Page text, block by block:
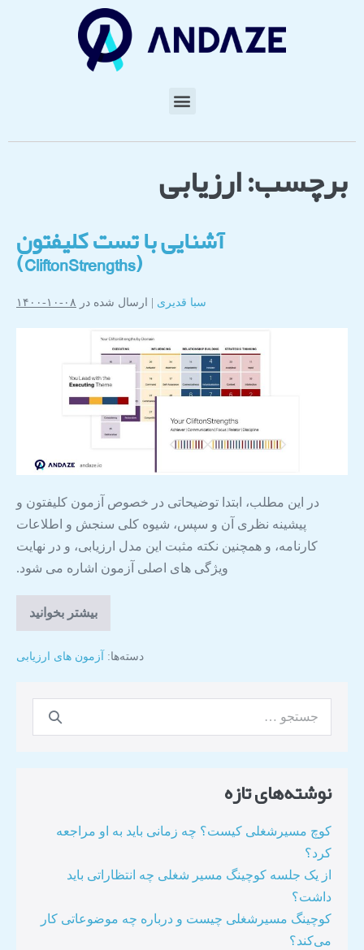
برچسب:ارزیابی
آشنایی با تست کلیفتون
(CliftonStrengths)
سبا قدیری| ارسال شده در ۰۸-۱۰-۱۴۰۰
در این مطلب، ابتدا توضیحاتی در خصوص آزمون کلیفتون و
پیشینه نظری آن و سپس، شیوه کلی سنجش و اطلاعات
کارنامه، و همچنین نکته مثبت این مدل ارزیابی، و در نهایت
ویژگی های اصلی آزمون اشاره می شود.
بیشتر بخوانید
دسته‌ها: آزمون های ارزیابی
نوشته‌های تازه
کوچ مسیرشغلی کیست؟ چه زمانی باید به او مراجعه
کرد؟
از یک جلسه کوچینگ مسیر شغلی چه انتظاراتی باید
داشت؟
کوچینگ مسیرشغلی چیست و درباره چه موضوعاتی کار
می‌کند؟